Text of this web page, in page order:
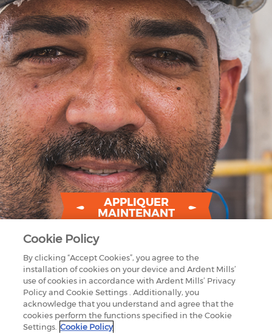
APPLIQUER
MAINTENANT
1875 LAWRENCE STREET
SUITE 1200
Cookie Policy
By clicking “Accept Cookies”, you agree to the
installation of cookies on your device and Ardent Mills’
use of cookies in accordance with Ardent Mills’ Privacy
Policy and Cookie Settings . Additionally, you
acknowledge that you understand and agree that the
cookies perform the functions specified in the Cookie
Settings. Cookie Policy